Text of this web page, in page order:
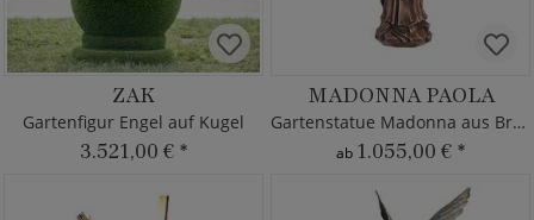
ZAK
Gartenfigur Engel auf Kugel
3.521,00 € *
MADONNA PAOLA
Gartenstatue Madonna aus Bronze
ab 1.055,00 € *